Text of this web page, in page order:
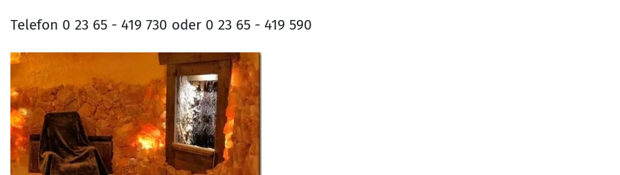
Telefon 0 23 65 - 419 730 oder 0 23 65 - 419 590